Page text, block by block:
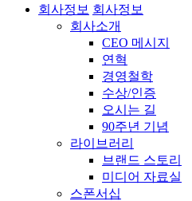
회사정보 회사정보
회사소개
CEO 메시지
연혁
경영철학
수상/인증
오시는 길
90주년 기념
라이브러리
브랜드 스토리
미디어 자료실
스폰서십